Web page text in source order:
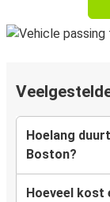
Hoelang
Boston?
Hoeveel kost